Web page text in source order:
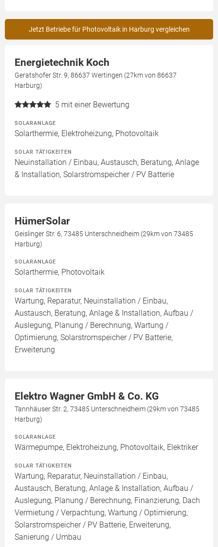
Jetzt Betriebe für Photovoltaik in Harburg vergleichen
Energietechnik Koch
Geratshofer Str. 9, 86637 Wertingen (27km von 86637
Harburg)
5 mit einer Bewertung
SOLARANLAGE
Solarthermie, Elektroheizung, Photovoltaik
SOLAR TÄTIGKEITEN
Neuinstallation / Einbau, Austausch, Beratung, Anlage
& Installation, Solarstromspeicher / PV Batterie
HümerSolar
Geislinger Str. 6, 73485 Unterschneidheim (29km von 73485
Harburg)
SOLARANLAGE
Solarthermie, Photovoltaik
SOLAR TÄTIGKEITEN
Wartung, Reparatur, Neuinstallation / Einbau,
Austausch, Beratung, Anlage & Installation, Aufbau /
Auslegung, Planung / Berechnung, Wartung /
Optimierung, Solarstromspeicher / PV Batterie,
Erweiterung
Elektro Wagner GmbH & Co. KG
Tannhäuser Str. 2, 73485 Unterschneidheim (29km von 73485
Harburg)
SOLARANLAGE
Wärmepumpe, Elektroheizung, Photovoltaik, Elektriker
SOLAR TÄTIGKEITEN
Wartung, Reparatur, Neuinstallation / Einbau,
Austausch, Beratung, Anlage & Installation, Aufbau /
Auslegung, Planung / Berechnung, Finanzierung, Dach
Vermietung / Verpachtung, Wartung / Optimierung,
Solarstromspeicher / PV Batterie, Erweiterung,
Sanierung / Umbau